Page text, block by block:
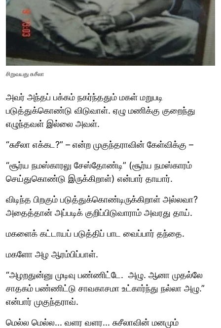
சிறுவயது சுசீலா
அவர் அந்தப் பக்கம் நகர்ந்ததும் மகள் மறுபடி
படுத்துக்கொண்டு விடுவாள். ஏழு மணிக்கு குறைந்து
எழுந்தவள் இல்லை அவள்.
“சுசீலா எக்கட?” – என்ற முகுந்தராவின் கேள்விக்கு –
“சூர்ய நமஸ்காரலு சேஸ்தோண்டி” (சூர்ய நமஸ்காரம்
செய்துகொண்டு இருக்கிறாள்) என்பார் தாயார்.
விடிந்த பிறகும் படுத்துக்கொண்டிருக்கிறாள் அல்லவா?
அதைத்தான் அப்படிக் குறிப்பிடுவாராம் அவரது தாய்.
மகளைக் கட்டாயப் படுத்திப் பாட வைப்பார் தந்தை.
மகளோ அழ ஆரம்பிப்பாள்.
“அழறதுன்னு முடிவு பண்ணிட்டே. அழு. ஆனா முதல்லே
சாதகம் பண்ணிட்டு சாவகாசமா உட்கார்ந்து நல்லா அழு.”
என்பார் முகுந்தராவ்.
மெல்ல மெல்ல... வளர வளர... சுசீலாவின் மனமும்